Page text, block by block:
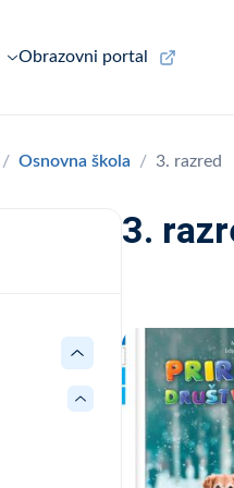
Obrazovni portal
Osnovna škola 3. razred
3.